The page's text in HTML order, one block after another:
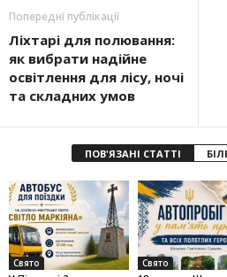
Попередні публікації
Ліхтарі для полювання:
як вибрати надійне
освітлення для лісу, ночі
та складних умов
ПОВ'ЯЗАНІ СТАТТІ
Свято Свято